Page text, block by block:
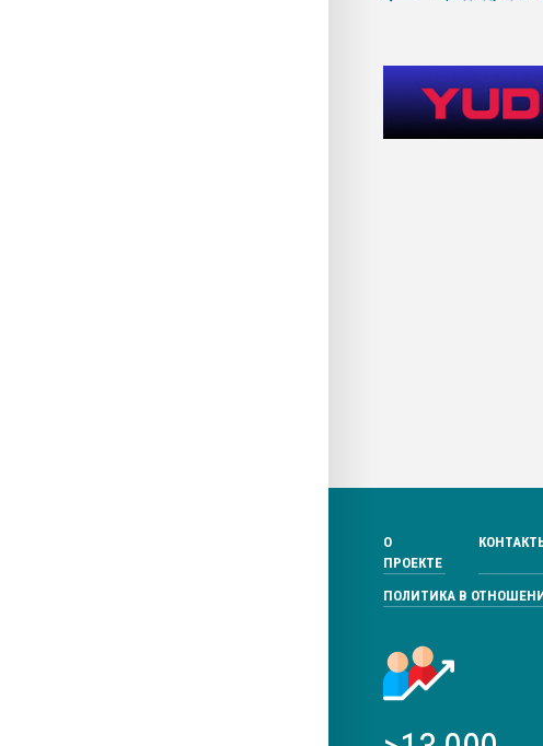
О
ПРОЕКТЕ
ПОЛИТИКА В